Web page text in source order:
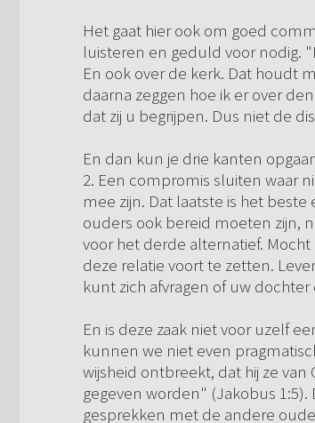
Het gaat hier ook om goed
luisteren en geduld voor nodig.
En ook over de kerk. Dat houdt
daarna zeggen hoe ik er over
dat zij u begrijpen. Dus niet de
En dan kun je drie kanten
2. Een compromis sluiten waar
mee zijn. Dat laatste is het
ouders ook bereid moeten zijn,
voor het derde alternatief. Mocht
deze relatie voort te zetten.
kunt zich afvragen of uw
En is deze zaak niet voor uzelf
kunnen we niet even
wijsheid ontbreekt, dat hij ze van
gegeven worden" (Jakobus
gesprekken met de andere